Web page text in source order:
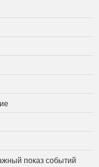
показ событий